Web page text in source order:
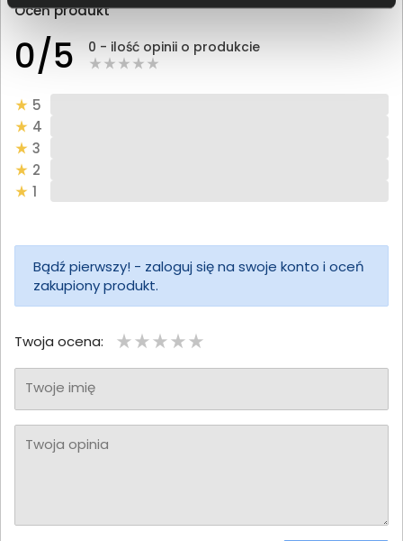
Oceń produkt
0/5 0 - ilość opinii o produkcie
5
4
3
2
1
Bądź pierwszy! - zaloguj się na swoje konto i oceń
zakupiony produkt.
Twoja ocena:
Twoje imię
Twoja opinia